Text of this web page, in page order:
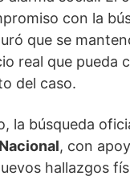
con la
que se
real que pueda
del caso.
la búsqueda
, con
hallazgos